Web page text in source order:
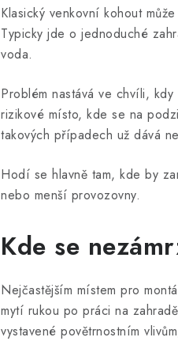
Klasický venkovní kohout
Typicky jde o jednoduché
voda.
Problém nastává ve chvíli,
rizikové místo, kde se na
takových případech už dává
Hodí se hlavně tam, kde by
nebo menší provozovny.
Kde se
Nejčastějším místem pro
mytí rukou po práci na
vystavené povětrnostním